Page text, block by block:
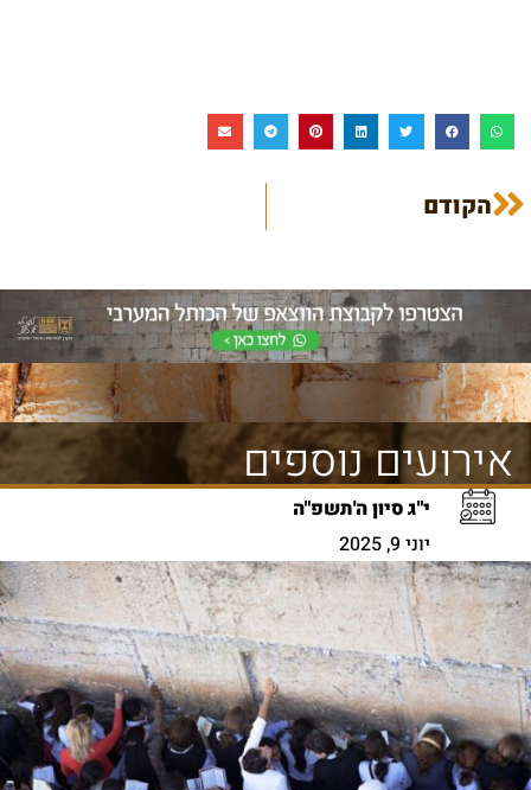
הקודם
אירועים נוספים
י"ג סיון ה'תשפ"ה
יוני 9, 2025